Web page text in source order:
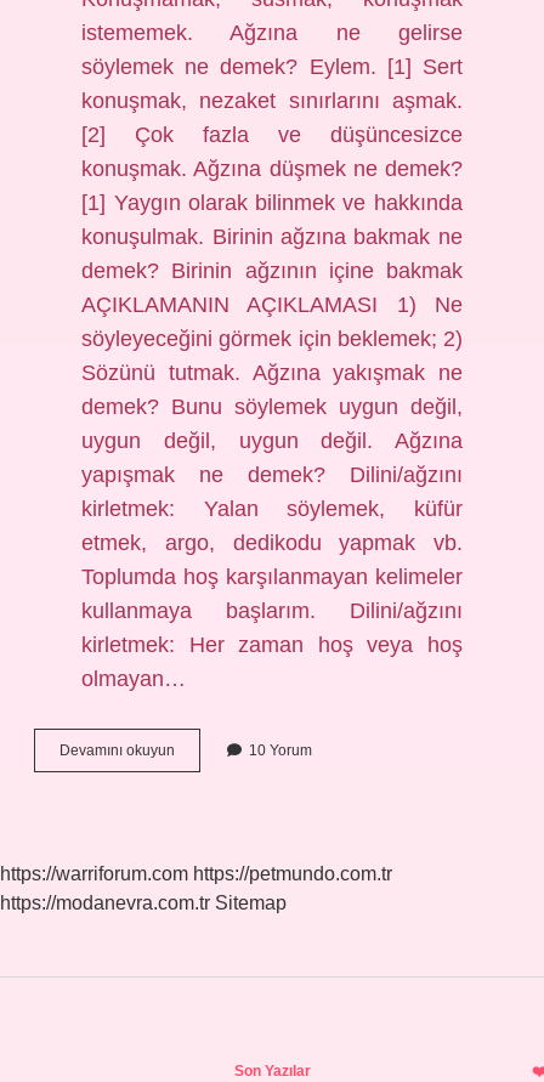
istememek. Ağzına ne gelirse
söylemek ne demek? Eylem. [1] Sert
konuşmak, nezaket sınırlarını aşmak.
[2] Çok fazla ve düşüncesizce
konuşmak. Ağzına düşmek ne demek?
[1] Yaygın olarak bilinmek ve hakkında
konuşulmak. Birinin ağzına bakmak ne
demek? Birinin ağzının içine bakmak
AÇIKLAMANIN AÇIKLAMASI 1) Ne
söyleyeceğini görmek için beklemek; 2)
Sözünü tutmak. Ağzına yakışmak ne
demek? Bunu söylemek uygun değil,
uygun değil, uygun değil. Ağzına
yapışmak ne demek? Dilini/ağzını
kirletmek: Yalan söylemek, küfür
etmek, argo, dedikodu yapmak vb.
Toplumda hoş karşılanmayan kelimeler
kullanmaya başlarım. Dilini/ağzını
kirletmek: Her zaman hoş veya hoş
olmayan…
Devamını okuyun
Girmek
10 Yorum
https://warriforum.com https://petmundo.com.tr
https://modanevra.com.tr Sitemap
Son Yazılar